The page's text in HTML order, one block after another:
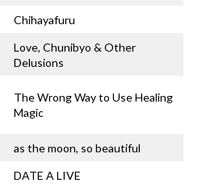
Chihayafuru
Love, Chunibyo & Other
Delusions
The Wrong Way to Use Healing
Magic
as the moon, so beautiful
DATE A LIVE